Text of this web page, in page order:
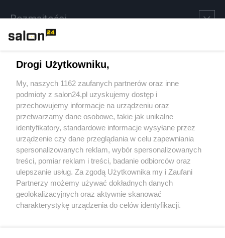
Rozmaitości
Sport
Społeczeństwo
Kultura
X Facebook Instagram Youtube
Drogi Użytkowniku,
My, naszych 1162 zaufanych partnerów oraz inne
podmioty z salon24.pl uzyskujemy dostęp i
przechowujemy informacje na urządzeniu oraz
przetwarzamy dane osobowe, takie jak unikalne
identyfikatory, standardowe informacje wysyłane przez
urządzenie czy dane przeglądania w celu zapewniania
spersonalizowanych reklam, wybór spersonalizowanych
treści, pomiar reklam i treści, badanie odbiorców oraz
ulepszanie usług. Za zgodą Użytkownika my i Zaufani
Partnerzy możemy używać dokładnych danych
geolokalizacyjnych oraz aktywnie skanować
charakterystykę urządzenia do celów identyfikacji.